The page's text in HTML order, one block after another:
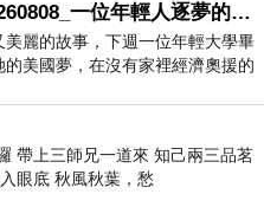
小朱週記 20260808_一位年輕人逐夢的真實故事
美麗的故事，下週一位年輕大學畢
的美國夢，在沒有家裡經濟奧援的
努力工作累積出國基
帶上三師兄一道來 知己兩三品茗
眼底 秋風秋葉，愁